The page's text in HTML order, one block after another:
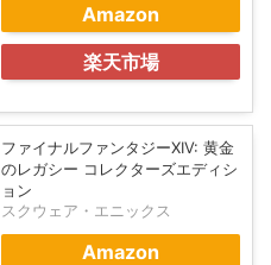
Amazon
楽天市場
ファイナルファンタジーXIV: 黄金
のレガシー コレクターズエディシ
ョン
スクウェア・エニックス
Amazon